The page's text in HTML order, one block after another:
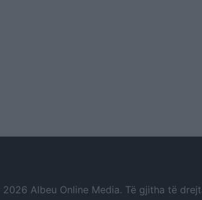
2026 Albeu Online Media. Të gjitha të